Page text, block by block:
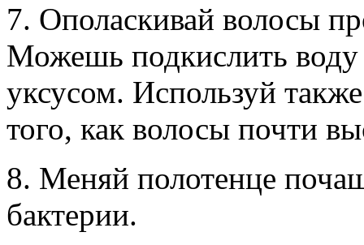
7. Ополаскивай волосы
Можешь подкислить
уксусом. Используй
того, как волосы почти
8. Меняй полотенце
бактерии.